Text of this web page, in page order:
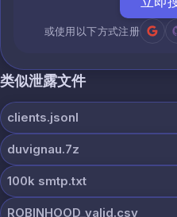
或使用以下方式注册
类似泄露文件
clients.jsonl
duvignau.7z
100k smtp.txt
ROBINHOOD_valid.csv